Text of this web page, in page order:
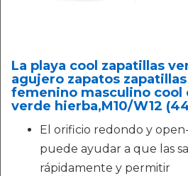
La playa cool zapatillas
agujero zapatos
femenino masculino cool
verde hierba,M10/W12
El orificio redondo y
puede ayudar a que las
rápidamente y permitir